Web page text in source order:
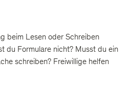
beim Lesen oder Schreiben
du Formulare nicht? Musst du ein
schreiben? Freiwillige helfen